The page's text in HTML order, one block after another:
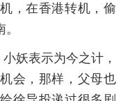
，在香港转机，偷
妖表示为今之计，
会，那样，父母也